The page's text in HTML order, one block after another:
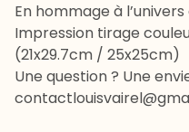
En hommage à
Impression tirage
(21x29.7cm / 25x25cm)
Une question ? Une